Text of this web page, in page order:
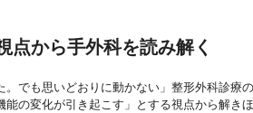
点から手外科を読み解く
。でも思いどおりに動かない」整形外科診療
の変化が引き起こす」とする視点から解きほ